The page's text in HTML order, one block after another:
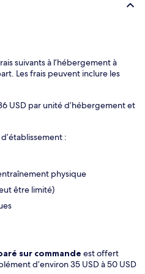
suivants à l’hébergement à
Les frais peuvent inclure les
USD par unité d’hébergement et
:
physique
être limité)
sur commande est offert
d’environ 35 USD à 50 USD